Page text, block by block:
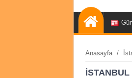
Anasayfa /